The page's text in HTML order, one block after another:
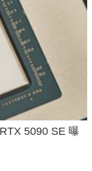
5090 SE 曝